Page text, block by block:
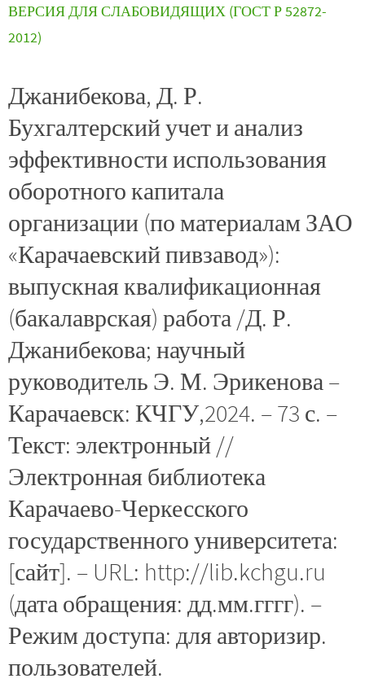
ВЕРСИЯ ДЛЯ СЛАБОВИДЯЩИХ (ГОСТ Р 52872-
2012)
Джанибекова, Д. Р.
Бухгалтерский учет и анализ
эффективности использования
оборотного капитала
организации (по материалам ЗАО
«Карачаевский пивзавод»):
выпускная квалификационная
(бакалаврская) работа /Д. Р.
Джанибекова; научный
руководитель Э. М. Эрикенова –
Карачаевск: КЧГУ,2024. – 73 с. –
Текст: электронный //
Электронная библиотека
Карачаево-Черкесского
государственного университета:
[сайт]. – URL: http://lib.kchgu.ru
(дата обращения: дд.мм.гггг). –
Режим доступа: для авторизир.
пользователей.